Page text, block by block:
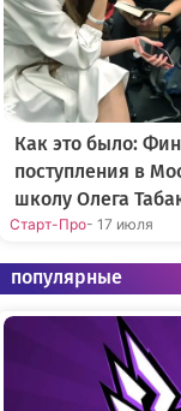
Как это было:
поступления в
школу Олега
Старт-Про- 17 июля
популярные